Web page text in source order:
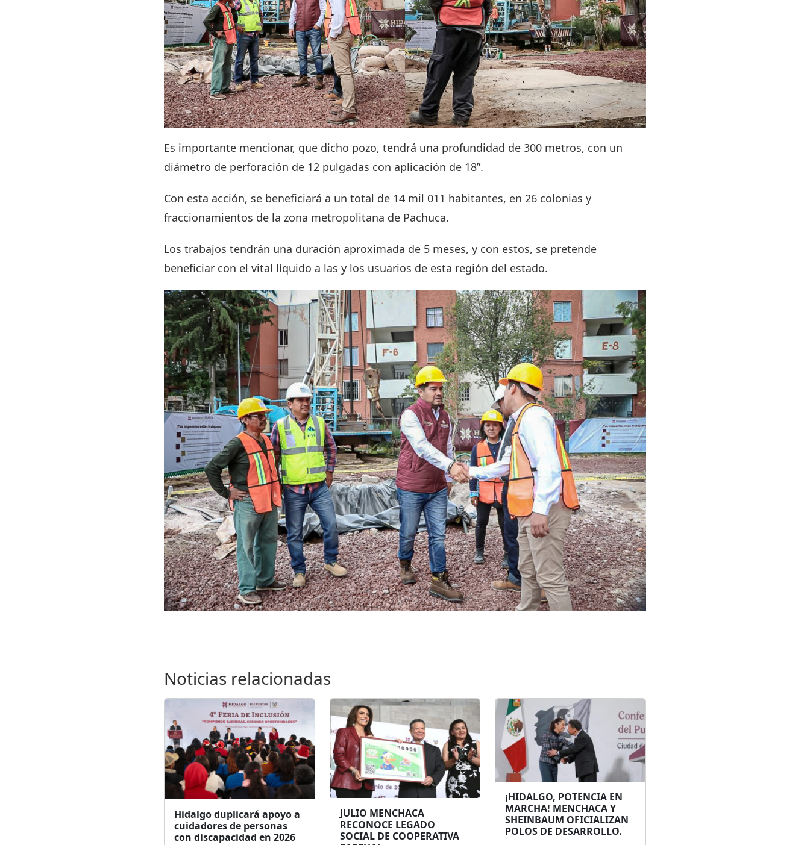
Es importante mencionar, que dicho pozo, tendrá una profundidad de 300 metros, con un
diámetro de perforación de 12 pulgadas con aplicación de 18”.
Con esta acción, se beneficiará a un total de 14 mil 011 habitantes, en 26 colonias y
fraccionamientos de la zona metropolitana de Pachuca.
Los trabajos tendrán una duración aproximada de 5 meses, y con estos, se pretende
beneficiar con el vital líquido a las y los usuarios de esta región del estado.
Noticias relacionadas
Hidalgo duplicará apoyo a
cuidadores de personas
con discapacidad en 2026
JULIO MENCHACA
RECONOCE LEGADO
SOCIAL DE COOPERATIVA
¡HIDALGO, POTENCIA EN
MARCHA! MENCHACA Y
SHEINBAUM OFICIALIZAN
POLOS DE DESARROLLO.